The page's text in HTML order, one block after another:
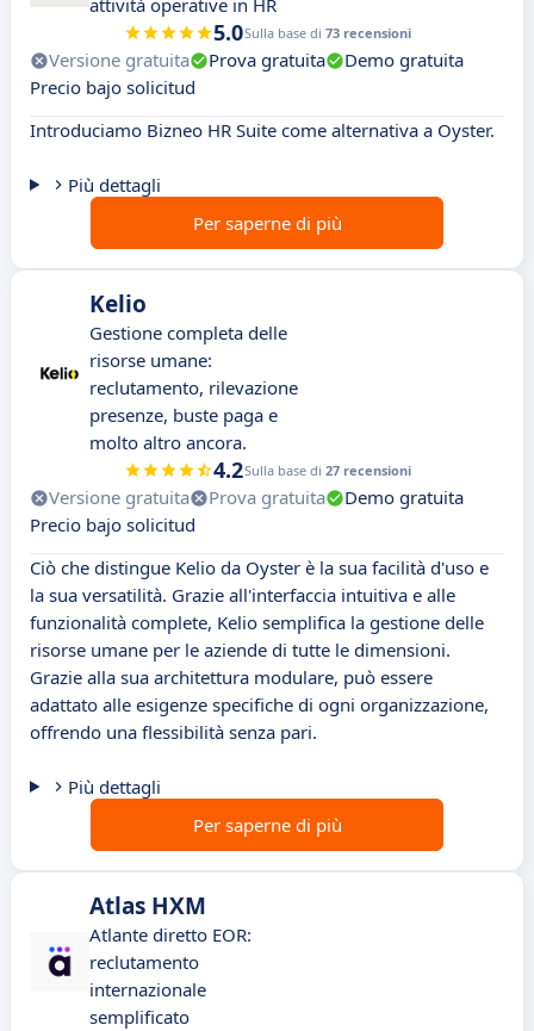
attività operative in HR
5.0Sulla base di 73 recensioni
Versione gratuita Prova gratuita
Demo gratuita
Precio bajo solicitud
Introduciamo Bizneo HR Suite come alternativa a Oyster.
Più dettagli
Per saperne di più
Kelio
Gestione completa delle
risorse umane:
reclutamento, rilevazione
presenze, buste paga e
molto altro ancora.
4.2Sulla base di 27 recensioni
Versione gratuita Prova gratuita
Demo gratuita
Precio bajo solicitud
Ciò che distingue Kelio da Oyster è la sua facilità d'uso e
la sua versatilità. Grazie all'interfaccia intuitiva e alle
funzionalità complete, Kelio semplifica la gestione delle
risorse umane per le aziende di tutte le dimensioni.
Grazie alla sua architettura modulare, può essere
adattato alle esigenze specifiche di ogni organizzazione,
offrendo una flessibilità senza pari.
Più dettagli
Per saperne di più
Atlas HXM
Atlante diretto EOR:
reclutamento
internazionale
semplificato